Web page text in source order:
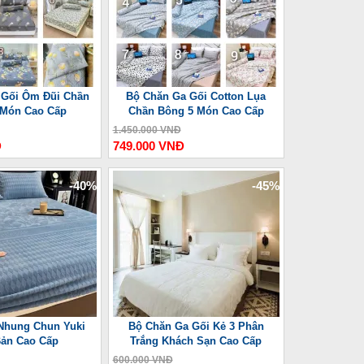
Ôm Đũi Chần
Cao Cấp
Bộ Chăn Ga Gối Cotton Lụa
Chần Bông 5 Món Cao Cấp
1.450.000 VNĐ
749.000 VNĐ
-40%
Chun Yuki
Cao Cấp
-45%
Bộ Chăn Ga Gối Kẻ 3 Phân
Trắng Khách Sạn Cao Cấp
600.000 VNĐ